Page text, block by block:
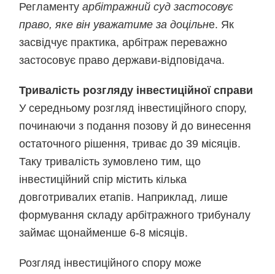
Регламентуарбітражний суд застосовує
право, яке він уважатиме за доцільне. Як
засвідчує практика, арбітраж переважно
застосовує право держави-відповідача.
Тривалість розгляду інвестиційної справи
У середньому розгляд інвестиційного спору,
починаючи з подання позову й до винесення
остаточного рішення, триває до 39 місяців.
Таку тривалість зумовлено тим, що
інвестиційний спір містить кілька
довготривалих етапів. Наприклад, лише
формування складу арбітражного трибуналу
займає щонайменше 6-8 місяців.
Розгляд інвестиційного спору може